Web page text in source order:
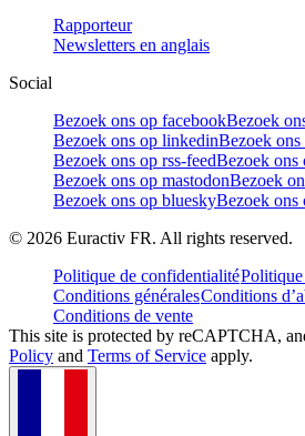
Rapporteur
Newsletters en anglais
Social
Bezoek ons op facebookBezoek
Bezoek ons op linkedinBezoek
Bezoek ons op rss-feedBezoek ons
Bezoek ons op mastodonBezoek
Bezoek ons op blueskyBezoek ons
© 2026 Euractiv FR. All rights reserved.
Politique de confidentialité
Conditions généralesConditions
Conditions de vente
This site is protected by reCAPTCHA,
Policy and Terms of Service apply.